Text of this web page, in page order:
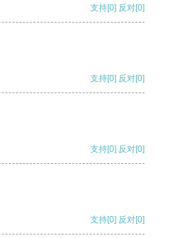
支持[0] 反对[0]
支持[0] 反对[0]
支持[0] 反对[0]
支持[0] 反对[0]